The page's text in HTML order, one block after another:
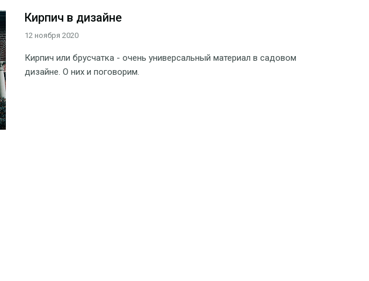
Кирпич в дизайне
12 ноября 2020
Кирпич или брусчатка - очень универсальный материал в садовом
дизайне. О них и поговорим.